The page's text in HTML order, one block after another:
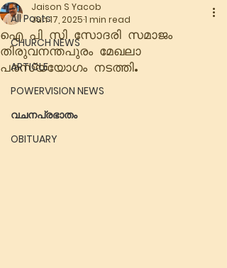
All Posts
CHURCH NEWS
ARTICLE
POWERVISION NEWS
വചനപ്രഭാതം
OBITUARY
ഐ പി സി സോദരി സമാജം
തിരുവനന്തപുരം മേഖലാ
പരസ്യയോഗം നടത്തി.
Jaison S Yacob
Jun 17, 20251 min read